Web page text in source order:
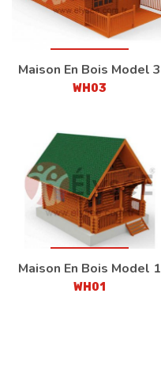
Maison En Bois Model 3
WH03
Maison En Bois Model 1
WH01